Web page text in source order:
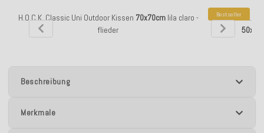
H.O.C.K. Classic Uni Outdoor Kissen 70x70cmlila claro -
flieder
Bestseller
H.O.C.K.
Beschreibung
Merkmale